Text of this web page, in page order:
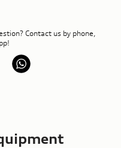
Contact us by phone,